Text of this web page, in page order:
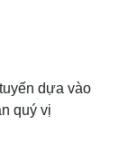
dựa vào
quý vị